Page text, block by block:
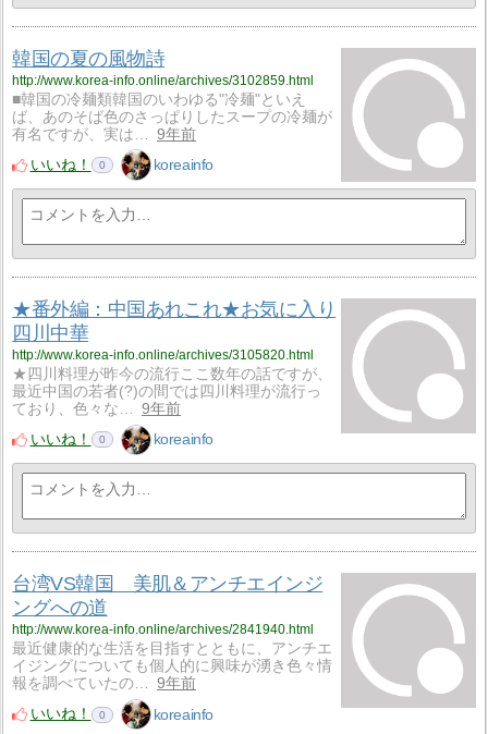
韓国の夏の風物詩
http://www.korea-info.online/archives/3102859.html
■韓国の冷麺類韓国のいわゆる"冷麺"といえ
ば、あのそば色のさっぱりしたスープの冷麺が
有名ですが、実は…
9年前
いいね！
0 koreainfo
★番外編：中国あれこれ★お気に入り
四川中華
http://www.korea-info.online/archives/3105820.html
★四川料理が昨今の流行ここ数年の話ですが、
最近中国の若者(?)の間では四川料理が流行っ
ており、色々な…
9年前
いいね！
0 koreainfo
台湾VS韓国 美肌＆アンチエインジ
ングへの道
http://www.korea-info.online/archives/2841940.html
最近健康的な生活を目指すとともに、アンチエ
イジングについても個人的に興味が湧き色々情
報を調べていたの…
9年前
いいね！
0 koreainfo